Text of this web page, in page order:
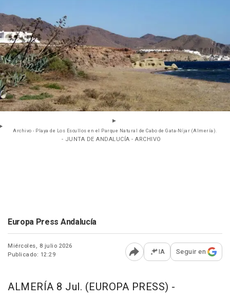
Archivo - Playa de Los Escullos en el Parque Natural de Cabo de Gata-Níjar (Almería).
- JUNTA DE ANDALUCÍA - ARCHIVO
Europa Press Andalucía
Miércoles, 8 julio 2026
Publicado: 12:29
Abrir opciones para
IA Seguir en
ALMERÍA 8 Jul. (EUROPA PRESS) -